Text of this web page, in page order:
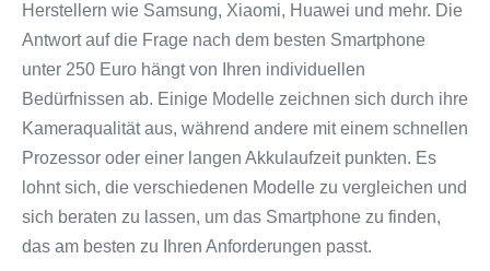
Herstellern wie Samsung, Xiaomi, Huawei und mehr. Die
Antwort auf die Frage nach dem besten Smartphone
unter 250 Euro hängt von Ihren individuellen
Bedürfnissen ab. Einige Modelle zeichnen sich durch ihre
Kameraqualität aus, während andere mit einem schnellen
Prozessor oder einer langen Akkulaufzeit punkten. Es
lohnt sich, die verschiedenen Modelle zu vergleichen und
sich beraten zu lassen, um das Smartphone zu finden,
das am besten zu Ihren Anforderungen passt.